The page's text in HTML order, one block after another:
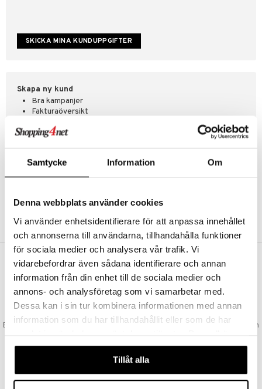
Samtycke Information Om
Denna webbplats använder cookies
Vi använder enhetsidentifierare för att anpassa innehållet
och annonserna till användarna, tillhandahålla funktioner
för sociala medier och analysera vår trafik. Vi
vidarebefordrar även sådana identifierare och annan
information från din enhet till de sociala medier och
annons- och analysföretag som vi samarbetar med.
Dessa kan i sin tur kombinera informationen med annan
information som du har tillhandahållit eller som de har
våra cookies vid fortsatt användande av vår webbplats.
Tillåt alla
Skapa ny kund
Bra kampanjer
Fakturaöversikt
Abonnemang
Önskelistor
SKAPA KUND
VAD KOSTAR FRAKTEN?
Vi erbjuder fri frakt från 350 kr. Vår gräns för fraktfri leverans bestäms
utifån vilken avdelning du handlar från. Läs mer här »
SNABBA LEVERANSER
Beställningar lagda före 14:00 (gäller varor i lager) skickas normalt ut från
GODKÄND AV LÄKEMEDELSVERKET
Läkemedelsverket gällande försäljning av läkemedel.